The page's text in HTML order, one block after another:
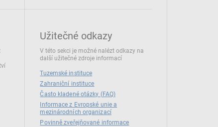
Užitečné odkazy
V této sekci je možné nalézt odkazy na
další užitečné zdroje informací
Tuzemské instituce
Zahraniční instituce
Často kladené otázky (FAQ)
Informace z Evropské unie a
mezinárodních organizací
Povinně zveřejňované informace